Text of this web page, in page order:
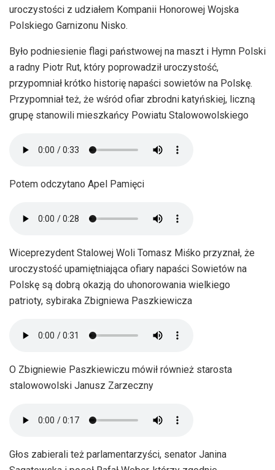
uroczystości z udziałem Kompanii Honorowej Wojska
Polskiego Garnizonu Nisko.
Było podniesienie flagi państwowej na maszt i Hymn Polski
a radny Piotr Rut, który poprowadził uroczystość,
przypomniał krótko historię napaści sowietów na Polskę.
Przypomniał też, że wśród ofiar zbrodni katyńskiej, liczną
grupę stanowili mieszkańcy Powiatu Stalowowolskiego
Potem odczytano Apel Pamięci
Wiceprezydent Stalowej Woli Tomasz Miśko przyznał, że
uroczystość upamiętniająca ofiary napaści Sowietów na
Polskę są dobrą okazją do uhonorowania wielkiego
patrioty, sybiraka Zbigniewa Paszkiewicza
O Zbigniewie Paszkiewiczu mówił również starosta
stalowowolski Janusz Zarzeczny
Głos zabierali też parlamentarzyści, senator Janina